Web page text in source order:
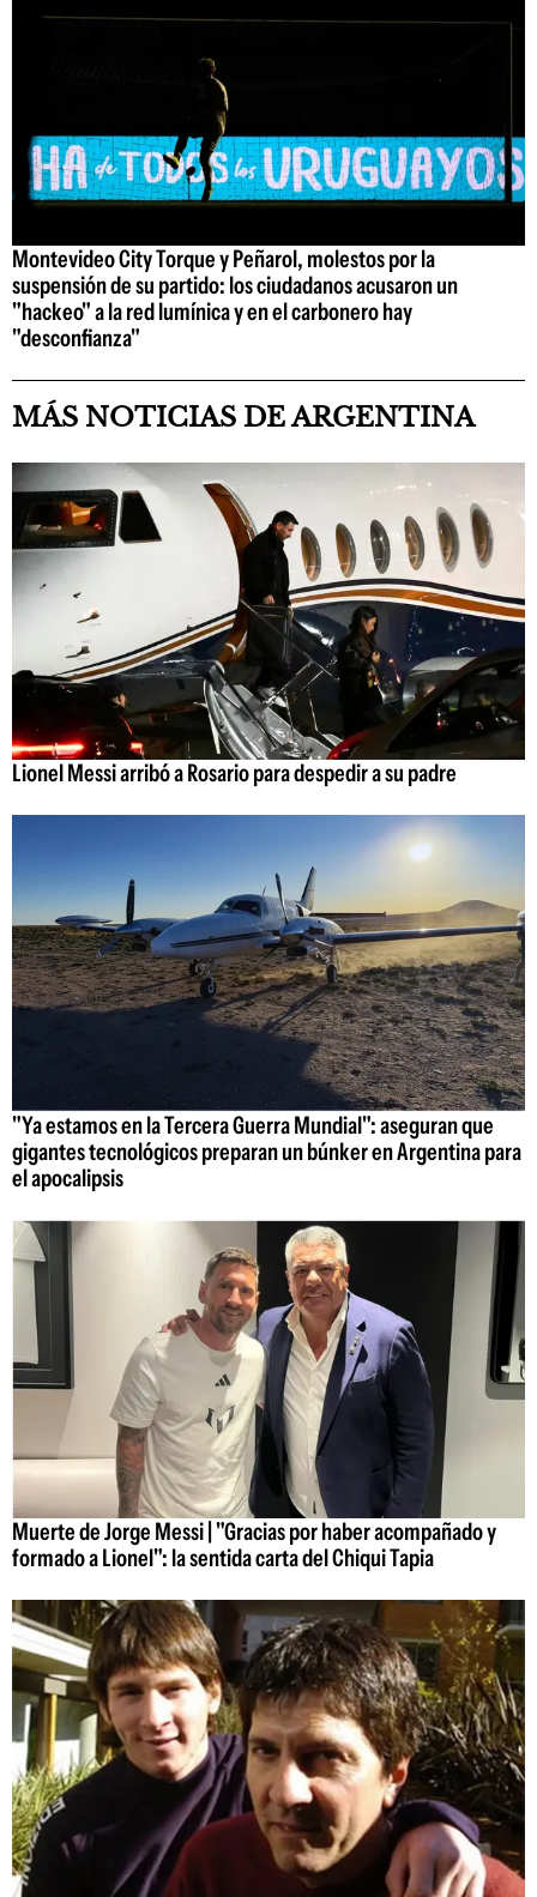
Montevideo City Torque y Peñarol, molestos por la
suspensión de su partido: los ciudadanos acusaron un
"hackeo" a la red lumínica y en el carbonero hay
"desconfianza"
MÁS NOTICIAS DE ARGENTINA
Lionel Messi arribó a Rosario para despedir a su padre
"Ya estamos en la Tercera Guerra Mundial": aseguran que
gigantes tecnológicos preparan un búnker en Argentina para
el apocalipsis
Muerte de Jorge Messi | "Gracias por haber acompañado y
formado a Lionel": la sentida carta del Chiqui Tapia